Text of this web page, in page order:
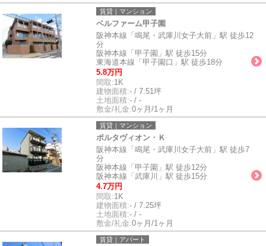
賃貸｜マンション
ベルファーム甲子園
阪神本線「鳴尾・武庫川女子大前」駅 徒歩12
分
阪神本線「甲子園」駅 徒歩15分
東海道本線「甲子園口」駅 徒歩18分
5.8万円
間取:1K
建物面積:- / 7.51坪
土地面積:- / -
敷金/礼金:0ヶ月/1ヶ月
賃貸｜マンション
ポルタヴィオン・Ｋ
阪神本線「鳴尾・武庫川女子大前」駅 徒歩7
分
阪神本線「甲子園」駅 徒歩12分
阪神本線「武庫川」駅 徒歩15分
4.7万円
間取:1K
建物面積:- / 7.25坪
土地面積:- / -
敷金/礼金:0ヶ月/1ヶ月
賃貸｜アパート